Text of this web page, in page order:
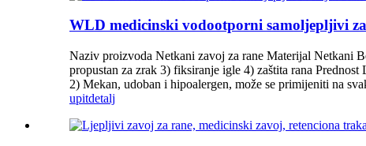
WLD medicinski vodootporni samoljepljivi
Naziv proizvoda Netkani zavoj za rane Materijal Netkani
propustan za zrak 3) fiksiranje igle 4) zaštita rana
2) Mekan, udoban i hipoalergen, može se primijeniti na
upitdetalj